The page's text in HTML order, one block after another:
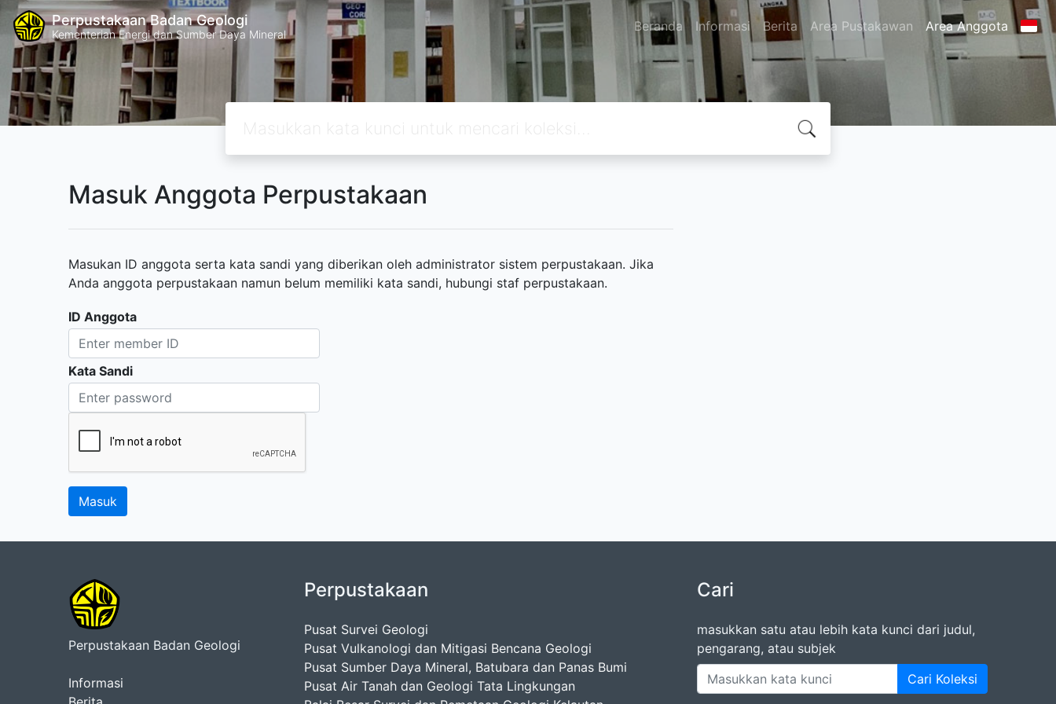
Perpustakaan Badan Geologi
Kementerian Energi dan Sumber Daya Mineral Beranda Informasi Berita Area Pustakawan Area Anggota
Masuk Anggota Perpustakaan
Masukan ID anggota serta kata sandi yang diberikan oleh administrator sistem perpustakaan. Jika
Anda anggota perpustakaan namun belum memiliki kata sandi, hubungi staf perpustakaan.
ID Anggota
Kata Sandi
Perpustakaan Badan Geologi
Informasi
Perpustakaan
Pusat Survei Geologi
Pusat Vulkanologi dan Mitigasi Bencana Geologi
Pusat Sumber Daya Mineral, Batubara dan Panas Bumi
Pusat Air Tanah dan Geologi Tata Lingkungan
Cari
masukkan satu atau lebih kata kunci dari judul,
pengarang, atau subjek
Cari Koleksi